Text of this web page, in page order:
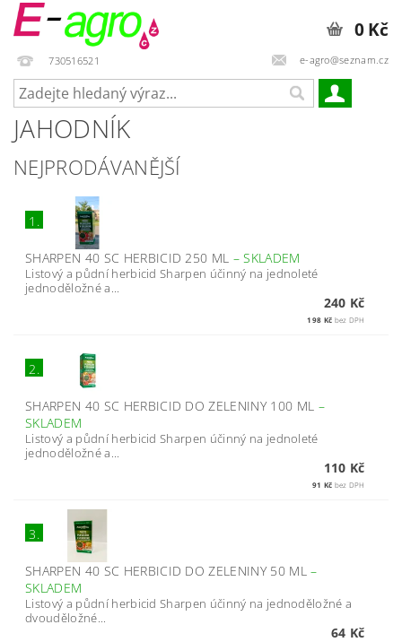
730516521 e-agro@seznam.cz
0 Kč
JAHODNÍK
NEJPRODÁVANĚJŠÍ
1.
SHARPEN 40 SC HERBICID 250 ML –SKLADEM
Listový a půdní herbicid Sharpen účinný na jednoleté
jednoděložné a...
240 Kč
198 Kč bez DPH
2.
SHARPEN 40 SC HERBICID DO ZELENINY 100 ML –
SKLADEM
Listový a půdní herbicid Sharpen účinný na jednoleté
jednoděložné a...
110 Kč
91 Kč bez DPH
3.
SHARPEN 40 SC HERBICID DO ZELENINY 50 ML–
SKLADEM
Listový a půdní herbicid Sharpen účinný na jednoděložné a
dvouděložné...
64 Kč